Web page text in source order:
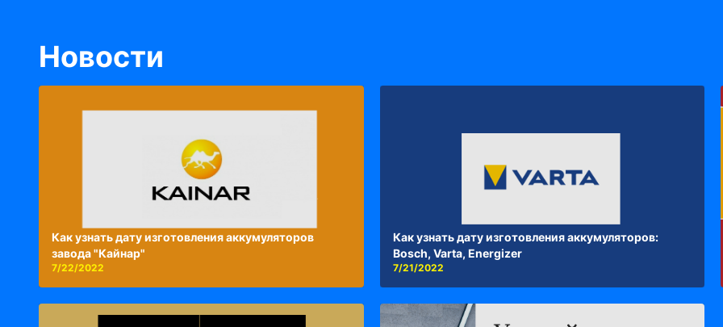
Новости
Как узнать дату изготовления аккумуляторов
завода "Кайнар"
7/22/2022
Как узнать дату изготовления аккумуляторов:
Bosch, Varta, Energizer
7/21/2022